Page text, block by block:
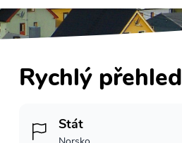
Rychlý přehled
Stát